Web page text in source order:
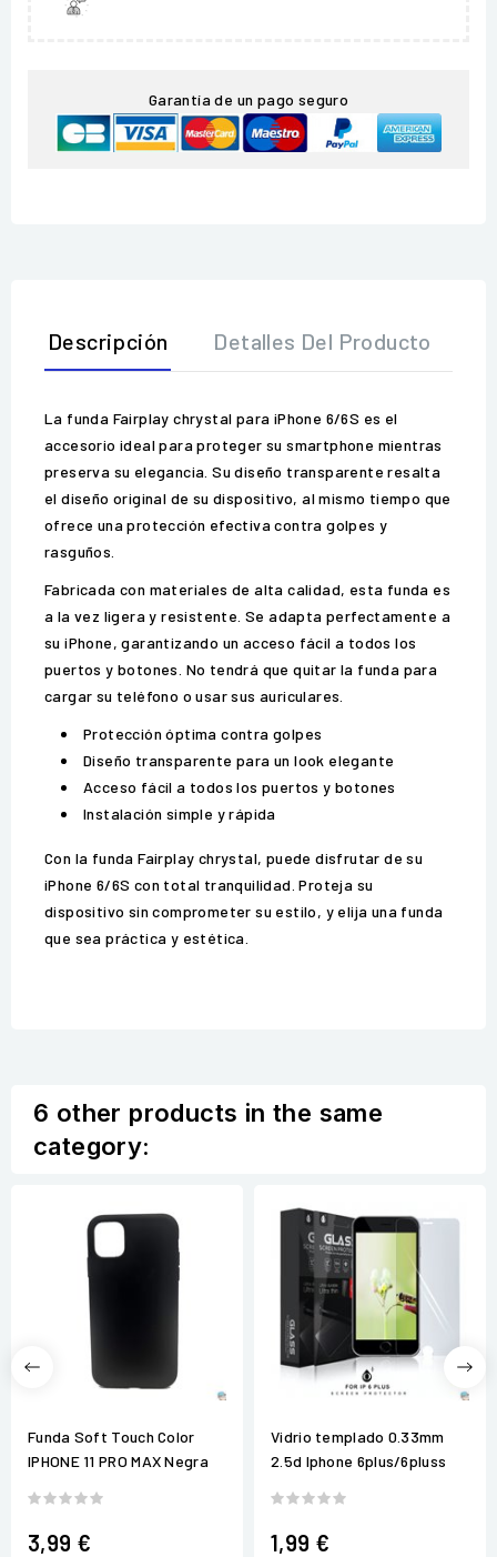
Garantía de un pago seguro
Descripción Detalles Del Producto
La funda Fairplay chrystal para iPhone 6/6S es el
accesorio ideal para proteger su smartphone mientras
preserva su elegancia. Su diseño transparente resalta
el diseño original de su dispositivo, al mismo tiempo que
ofrece una protección efectiva contra golpes y
rasguños.
Fabricada con materiales de alta calidad, esta funda es
a la vez ligera y resistente. Se adapta perfectamente a
su iPhone, garantizando un acceso fácil a todos los
puertos y botones. No tendrá que quitar la funda para
cargar su teléfono o usar sus auriculares.
Protección óptima contra golpes
Diseño transparente para un look elegante
Acceso fácil a todos los puertos y botones
Instalación simple y rápida
Con la funda Fairplay chrystal, puede disfrutar de su
iPhone 6/6S con total tranquilidad. Proteja su
dispositivo sin comprometer su estilo, y elija una funda
que sea práctica y estética.
6 other products in the same
category:
Funda Soft Touch Color
IPHONE 11 PRO MAX Negra
3,99 €
Vidrio templado 0.33mm
2.5d Iphone 6plus/6pluss
1,99 €